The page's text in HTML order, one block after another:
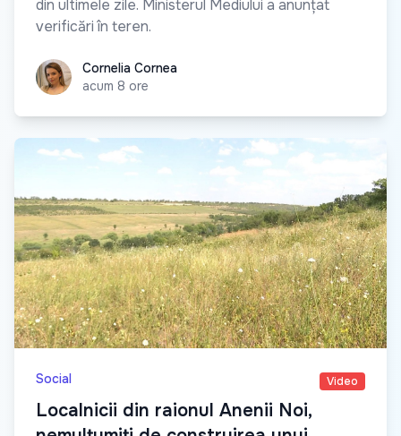
din ultimele zile. Ministerul Mediului a anunțat
verificări în teren.
Cornelia Cornea
Cornelia Cornea
acum 8 ore
Social Video
Localnicii din raionul Anenii Noi,